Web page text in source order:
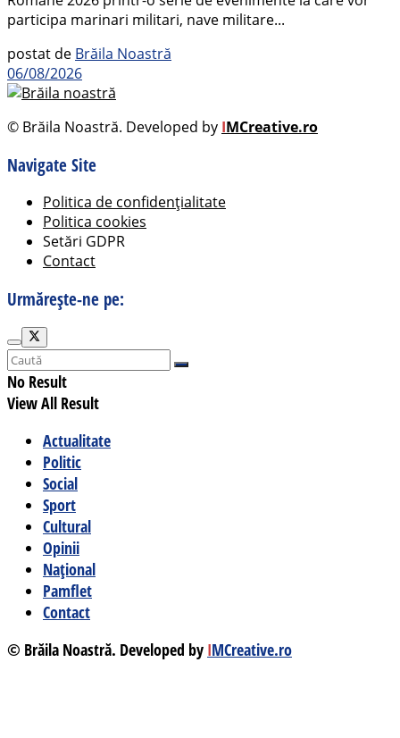
participa marinari militari, nave militare...
postat de Brăila Noastră
06/08/2026
© Brăila Noastră. Developed by IMCreative.ro
Navigate Site
Politica de confidențialitate
Politica cookies
Setări GDPR
Contact
Urmărește-ne pe:
No Result
View All Result
Actualitate
Politic
Social
Sport
Cultural
Opinii
Național
Pamflet
Contact
© Brăila Noastră. Developed by IMCreative.ro